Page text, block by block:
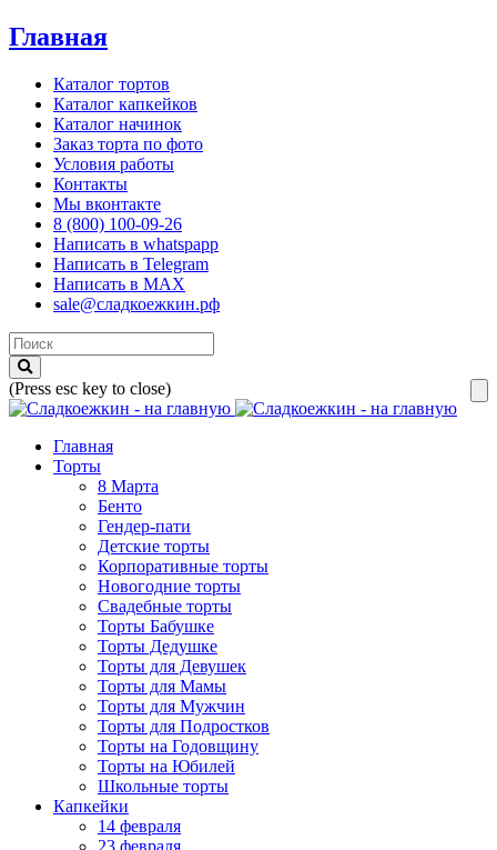
Главная
Каталог тортов
Каталог капкейков
Каталог начинок
Заказ торта по фото
Условия работы
Контакты
Мы вконтакте
8 (800) 100-09-26
Написать в whatspapp
Написать в Telegram
Написать в MAX
sale@сладкоежкин.рф
(Press esc key to close)
Главная
Торты
8 Марта
Бенто
Гендер-пати
Детские торты
Корпоративные торты
Новогодние торты
Свадебные торты
Торты Бабушке
Торты Дедушке
Торты для Девушек
Торты для Мамы
Торты для Мужчин
Торты для Подростков
Торты на Годовщину
Торты на Юбилей
Школьные торты
Капкейки
14 февраля
23 февраля